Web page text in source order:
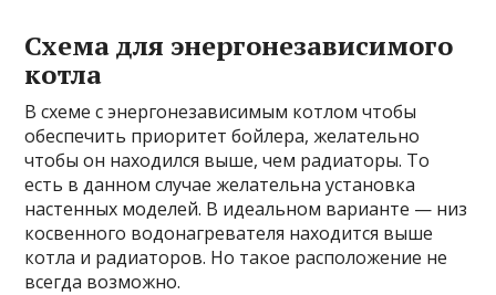
Схема для энергонезависимого
котла
В схеме с энергонезависимым котлом чтобы
обеспечить приоритет бойлера, желательно
чтобы он находился выше, чем радиаторы. То
есть в данном случае желательна установка
настенных моделей. В идеальном варианте — низ
косвенного водонагревателя находится выше
котла и радиаторов. Но такое расположение не
всегда возможно.